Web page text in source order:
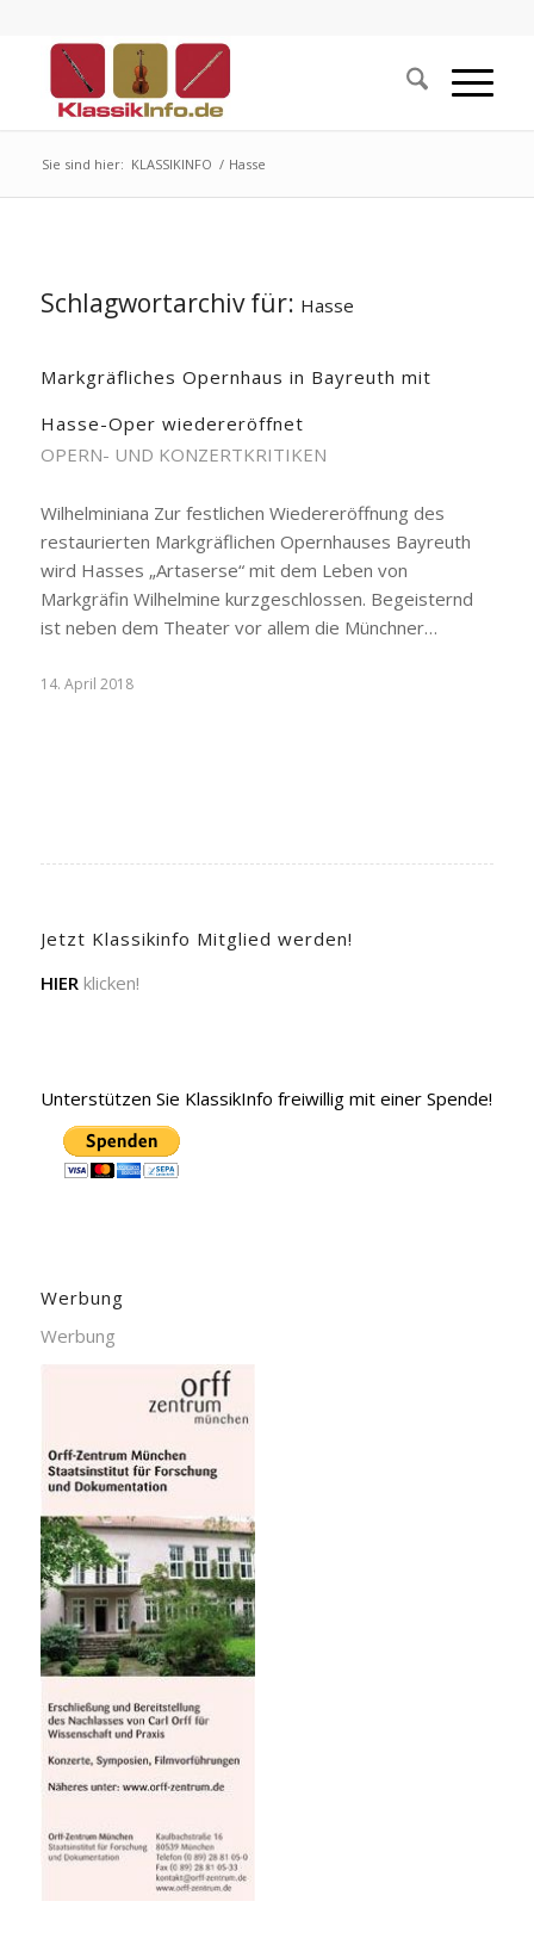
Sie sind hier: KLASSIKINFO / Hasse
Schlagwortarchiv für: Hasse
Markgräfliches Opernhaus in Bayreuth mit
Hasse-Oper wiedereröffnet
OPERN- UND KONZERTKRITIKEN
Wilhelminiana Zur festlichen Wiedereröffnung des
restaurierten Markgräflichen Opernhauses Bayreuth
wird Hasses „Artaserse“ mit dem Leben von
Markgräfin Wilhelmine kurzgeschlossen. Begeisternd
ist neben dem Theater vor allem die Münchner…
14. April 2018
Jetzt Klassikinfo Mitglied werden!
HIER klicken!
Unterstützen Sie KlassikInfo freiwillig mit einer Spende!
Werbung
Werbung